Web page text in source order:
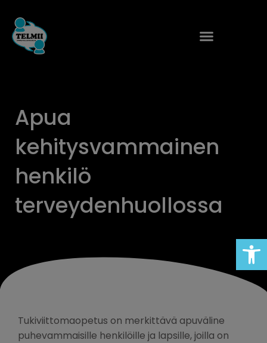
sisältöön
Apua
kehitysvammainen
henkilö
terveydenhuollossa
Tukiviittomaopetus on merkittävä apuväline
puhevammaisille henkilöille ja lapsille, joilla on